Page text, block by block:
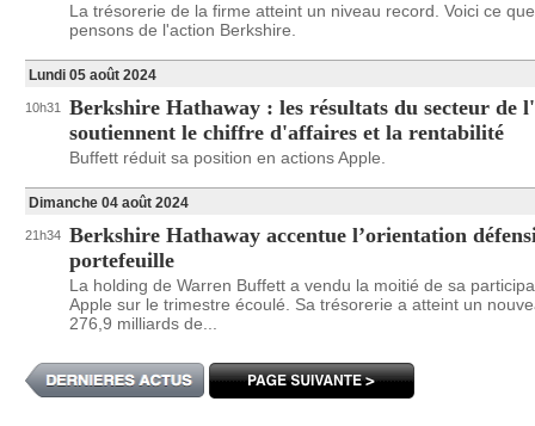
La trésorerie de la firme atteint un niveau record. Voici ce
pensons de l'action Berkshire.
Lundi 05 août 2024
10h31
Berkshire Hathaway : les résultats du secteur de
soutiennent le chiffre d'affaires et la rentabilité
Buffett réduit sa position en actions Apple.
Dimanche 04 août 2024
21h34 Berkshire Hathaway accentue l’orientation
portefeuille
La holding de Warren Buffett a vendu la moitié de sa
Apple sur le trimestre écoulé. Sa trésorerie a atteint un
276,9 milliards de...